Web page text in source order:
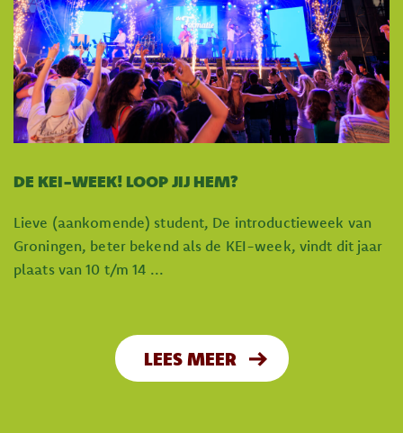
DE KEI-WEEK! LOOP JIJ HEM?
Lieve (aankomende) student, De introductieweek van
Groningen, beter bekend als de KEI-week, vindt dit jaar
plaats van 10 t/m 14 ...
LEES MEER